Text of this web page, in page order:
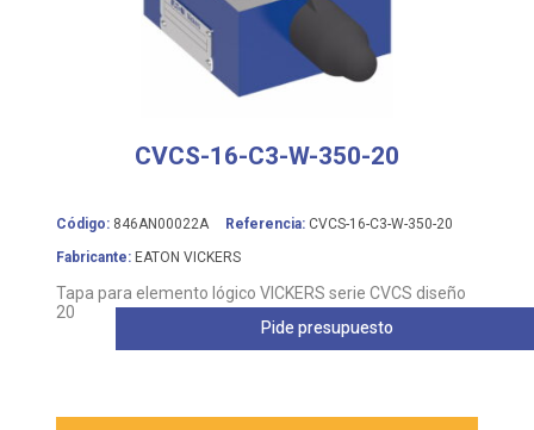
CVCS-16-C3-W-350-20
Código: 846AN00022A Referencia: CVCS-16-C3-W-350-20
Fabricante: EATON VICKERS
Tapa para elemento lógico VICKERS serie CVCS diseño
20
Pide presupuesto